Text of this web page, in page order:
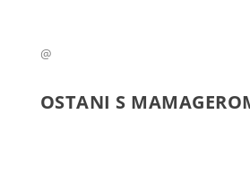
@
OSTANI S